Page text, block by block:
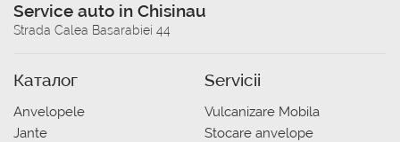
Service auto in Chisinau
Strada Calea Basarabiei 44
Каталог
Anvelopele
Jante
Servicii
Vulcanizare Mobila
Stocare anvelope